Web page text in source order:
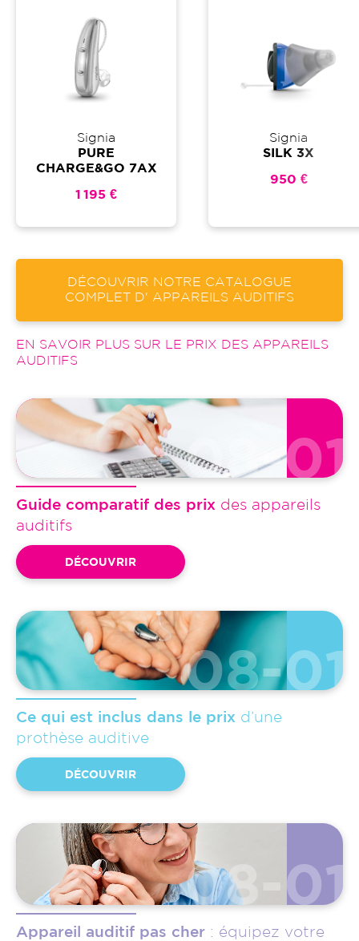
Signia
PURE
CHARGE&GO 7AX
1 195 €
Signia
SILK 3X
950 €
DÉCOUVRIR NOTRE CATALOGUE
COMPLET D' APPAREILS AUDITIFS
EN SAVOIR PLUS SUR LE PRIX DES APPAREILS
AUDITIFS
08-01
Guide comparatif des prix des appareils
auditifs
DÉCOUVRIR
08-01
Ce qui est inclus dans le prix d’une
prothèse auditive
DÉCOUVRIR
08-01
Appareil auditif pas cher : équipez votre